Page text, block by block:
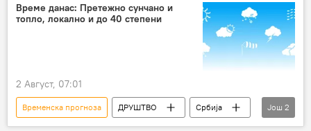
Време данас: Претежно сунчано и
топло, локално и до 40 степени
2 Август, 07:01
Временска прогноза ДРУШТВО
Србија
Србија – друштво
Друштво
Још 2